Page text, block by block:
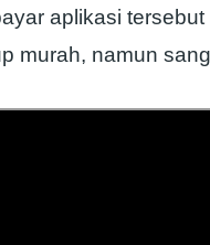
aplikasi
murah, namun